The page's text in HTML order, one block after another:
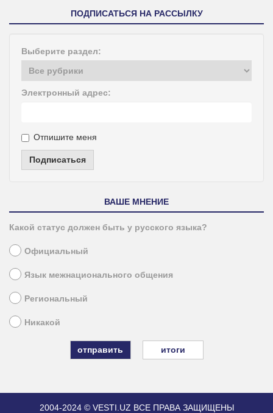
ПОДПИСАТЬСЯ НА РАССЫЛКУ
Выберите раздел:
Электронный адрес:
Отпишите меня
Подписаться
ВАШЕ МНЕНИЕ
Какой статус должен быть у русского языка?
Официальный
Язык межнационального общения
Региональный
Никакой
итоги
2004-2024 © VESTI.UZ ВСЕ ПРАВА ЗАЩИЩЕНЫ